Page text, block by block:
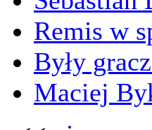
Remis w
Były
Maciej